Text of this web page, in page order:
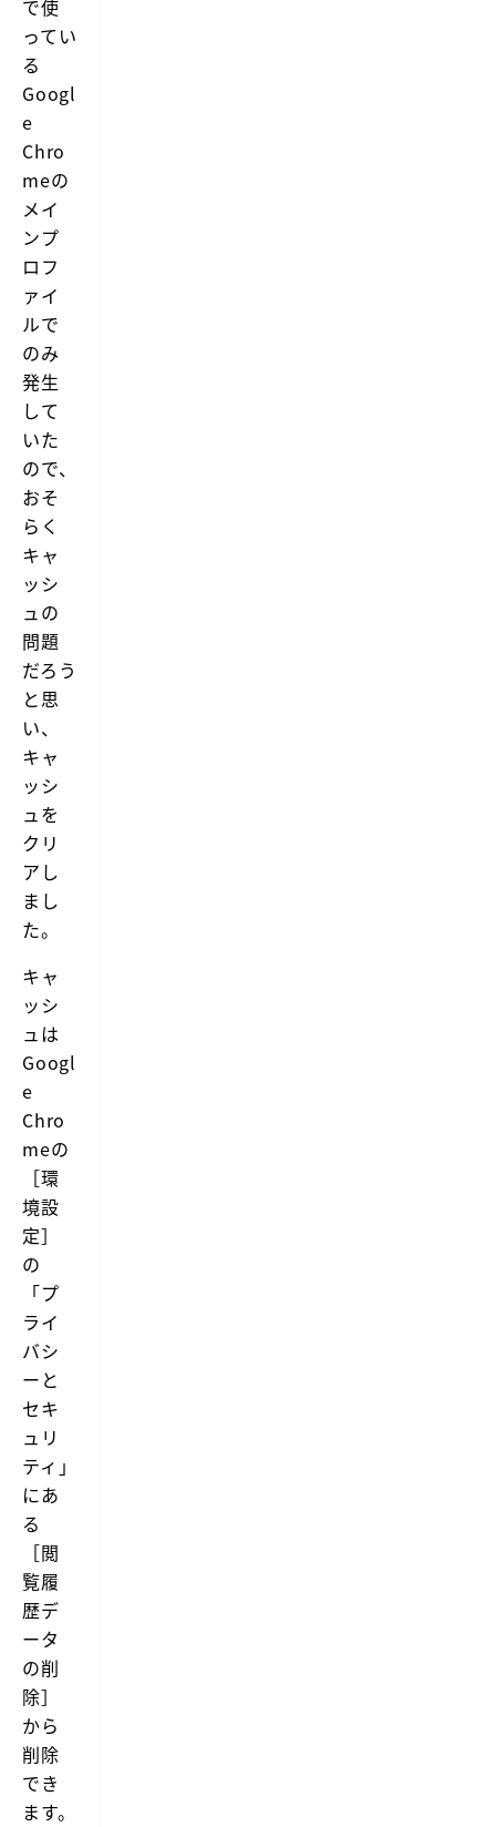
で使
ってい
る
Googl
e
Chro
meの
メイ
ンプ
ロフ
ァイ
ルで
のみ
発生
して
いた
ので、
おそ
らく
キャ
ッシ
ュの
問題
だろう
と思
い、
キャ
ッシ
ュを
クリ
アし
まし
た。
キャ
ッシ
ュは
Googl
e
Chro
meの
［環
境設
定］
の
「プ
ライ
バシ
ーと
セキ
ュリ
ティ」
にあ
る
［閲
覧履
歴デ
ータ
の削
除］
から
削除
でき
ます。